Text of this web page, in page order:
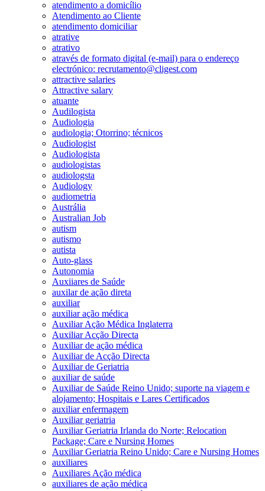
atendimento a domicílio
Atendimento ao Cliente
atendimento domiciliar
atrative
atrativo
através de formato digital (e-mail) para o endereço
electrónico: recrutamento@cligest.com
attractive salaries
Attractive salary
atuante
Audilogista
Audiologia
audiologia; Otorrino; técnicos
Audiologist
Audiologista
audiologistas
audiologsta
Audiology
audiometria
Austrália
Australian Job
autism
autismo
autista
Auto-glass
Autonomia
Auxiiares de Saúde
auxilar de ação direta
auxiliar
auxiliar ação médica
Auxiliar Ação Médica Inglaterra
Auxiliar Acção Directa
Auxiliar de ação médica
Auxiliar de Acção Directa
Auxiliar de Geriatria
auxiliar de saúde
Auxiliar de Saúde Reino Unido; suporte na viagem e
alojamento; Hospitais e Lares Certificados
auxiliar enfermagem
Auxiliar geriatria
Auxiliar Geriatria Irlanda do Norte; Relocation
Package; Care e Nursing Homes
Auxiliar Geriatria Reino Unido; Care e Nursing Homes
auxiliares
Auxiliares Ação médica
auxiliares de ação médica